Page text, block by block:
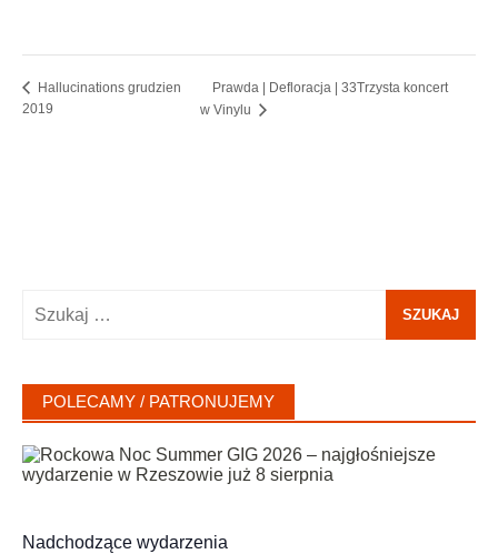
Hallucinations grudzien
2019
Prawda | Defloracja | 33Trzysta koncert
w Vinylu
POLECAMY / PATRONUJEMY
Nadchodzące wydarzenia